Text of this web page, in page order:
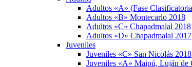
Adultos «A» (Fase
Adultos «B» Montecarlo 2018
Adultos «C» Chapadmalal 2018
Adultos «D» Chapadmalal 2017
Juveniles
Juveniles «C» San Nicolás 2018
Juveniles «A» Maipú, Luján de